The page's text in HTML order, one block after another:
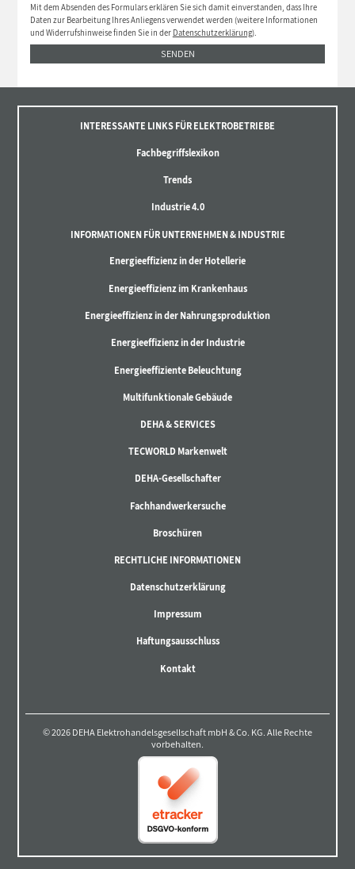
Mit dem Absenden des Formulars erklären Sie sich damit einverstanden, dass Ihre
Daten zur Bearbeitung Ihres Anliegens verwendet werden (weitere Informationen
und Widerrufshinweise finden Sie in der Datenschutzerklärung).
SENDEN
INTERESSANTE LINKS FÜR ELEKTROBETRIEBE
Fachbegriffslexikon
Trends
Industrie 4.0
INFORMATIONEN FÜR UNTERNEHMEN & INDUSTRIE
Energieeffizienz in der Hotellerie
Energieeffizienz im Krankenhaus
Energieeffizienz in der Nahrungsproduktion
Energieeffizienz in der Industrie
Energieeffiziente Beleuchtung
Multifunktionale Gebäude
DEHA & SERVICES
TECWORLD Markenwelt
DEHA-Gesellschafter
Fachhandwerkersuche
Broschüren
RECHTLICHE INFORMATIONEN
Datenschutzerklärung
Impressum
Haftungsausschluss
Kontakt
© 2026 DEHA Elektrohandelsgesellschaft mbH & Co. KG. Alle Rechte
vorbehalten.